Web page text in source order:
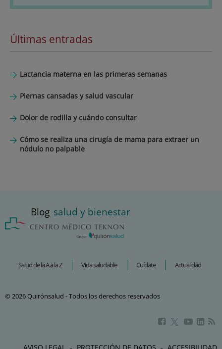
Últimas entradas
Lactancia materna en las primeras semanas
Piernas cansadas y salud vascular
Dolor de rodilla y cuándo consultar
Cómo se realiza una cirugía de mama para extraer un
nódulo no palpable
Blog salud y bienestar
Salud de la A a la Z Vida saludable Cuídate Actualidad
© 2026 Quirónsalud - Todos los derechos reservados
Este Este
se
EsteEste